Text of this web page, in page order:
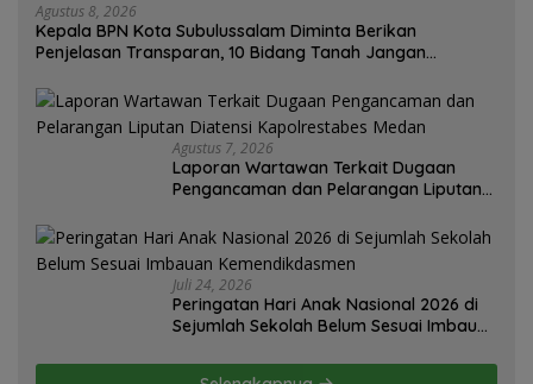
Agustus 8, 2026
Kepala BPN Kota Subulussalam Diminta Berikan
Penjelasan Transparan, 10 Bidang Tanah Jangan
Agustus 7, 2026
Laporan Wartawan Terkait Dugaan
Pengancaman dan Pelarangan Liputan
Juli 24, 2026
Peringatan Hari Anak Nasional 2026 di
Sejumlah Sekolah Belum Sesuai Imbauan